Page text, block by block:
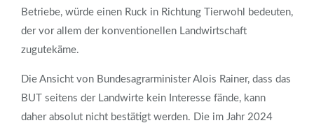
Betriebe, würde einen Ruck in Richtung Tierwohl bedeuten,
der vor allem der konventionellen Landwirtschaft
zugutekäme.
Die Ansicht von Bundesagrarminister Alois Rainer, dass das
BUT seitens der Landwirte kein Interesse fände, kann
daher absolut nicht bestätigt werden. Die im Jahr 2024